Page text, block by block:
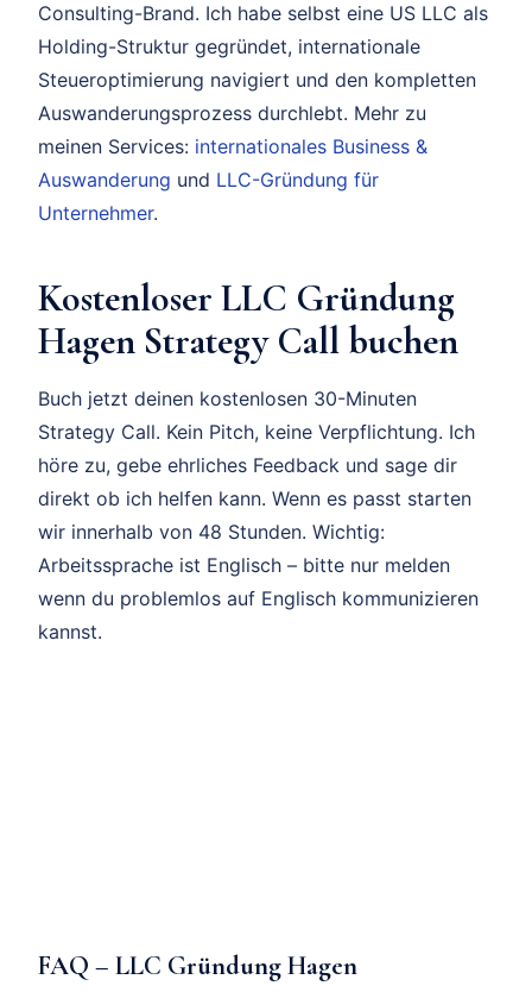
Consulting-Brand. Ich habe selbst eine US LLC als
Holding-Struktur gegründet, internationale
Steueroptimierung navigiert und den kompletten
Auswanderungsprozess durchlebt. Mehr zu
meinen Services: internationales Business &
Auswanderung und LLC-Gründung für
Unternehmer.
Kostenloser LLC Gründung
Hagen Strategy Call buchen
Buch jetzt deinen kostenlosen 30-Minuten
Strategy Call. Kein Pitch, keine Verpflichtung. Ich
höre zu, gebe ehrliches Feedback und sage dir
direkt ob ich helfen kann. Wenn es passt starten
wir innerhalb von 48 Stunden. Wichtig:
Arbeitssprache ist Englisch – bitte nur melden
wenn du problemlos auf Englisch kommunizieren
kannst.
FAQ – LLC Gründung Hagen